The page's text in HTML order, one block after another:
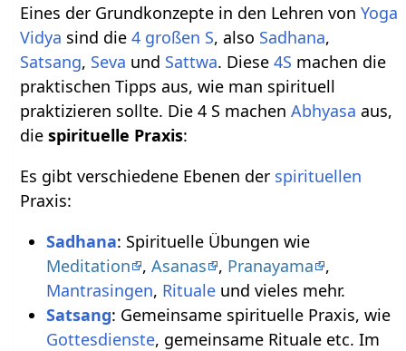
Eines der Grundkonzepte in den Lehren vonYoga
Vidya sind die4 großen S, also Sadhana,
Satsang, Seva und Sattwa. Diese4S machen die
praktischen Tipps aus, wie man spirituell
praktizieren sollte. Die 4 S machenAbhyasa aus,
diespirituelle Praxis:
Es gibt verschiedene Ebenen der spirituellen
Praxis:
Sadhana: Spirituelle Übungen wie
Meditation
, Asanas , Pranayama
,
Mantrasingen, Ritualeund vieles mehr.
Satsang: Gemeinsame spirituelle Praxis, wie
Gottesdienste, gemeinsame Rituale etc. Im